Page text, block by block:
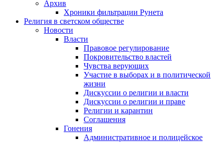
Архив
Хроники фильтрации Рунета
Религия в светском обществе
Новости
Власти
Правовое регулирование
Покровительство властей
Чувства верующих
Участие в выборах и в политической
жизни
Дискуссии о религии и власти
Дискуссии о религии и праве
Религии и карантин
Соглашения
Гонения
Административное и полицейское